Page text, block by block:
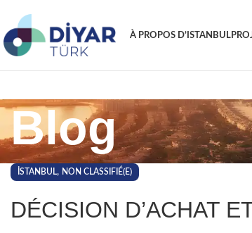
À PROPOS D’ISTANBUL
Blog
İSTANBUL, NON CLASSIFIÉ(E)
DÉCISION D’ACHAT